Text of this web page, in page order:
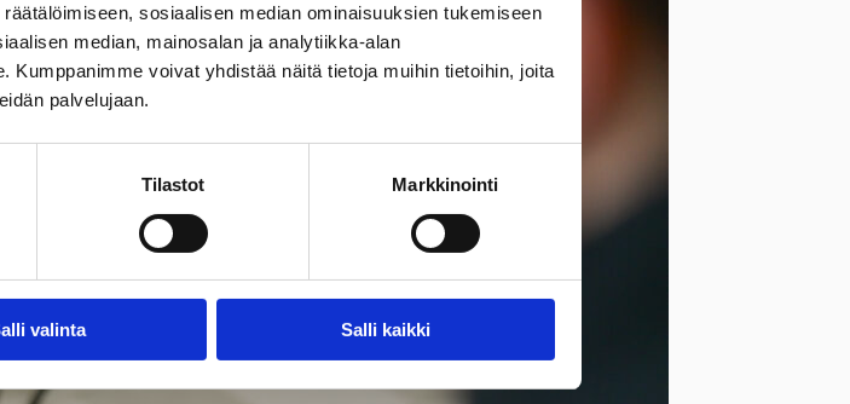
sosiaalisen median ominaisuuksien tukemiseen
median, mainosalan ja analytiikka-alan
voivat yhdistää näitä tietoja muihin tietoihin, joita
palvelujaan.
Tilastot Markkinointi
valinta Salli kaikki